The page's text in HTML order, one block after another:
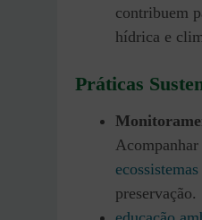
contribuem
hídrica e
Práticas
Acompanhar
ecossistemas
preservação.